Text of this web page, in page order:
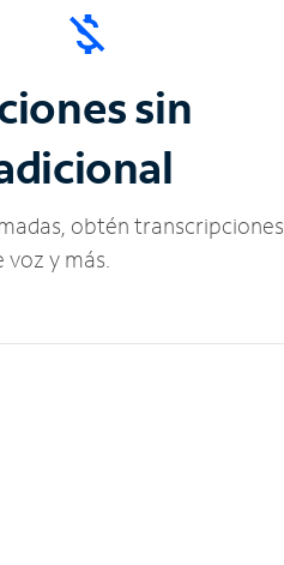
sin
obtén transcripciones
voz y más.